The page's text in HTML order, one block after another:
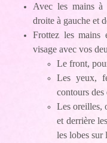
Avec les mains
droite à gauche et
Frottez les mains
visage avec vos
Le front,
Les yeux,
contours des
Les oreilles,
et derrière
les lobes sur